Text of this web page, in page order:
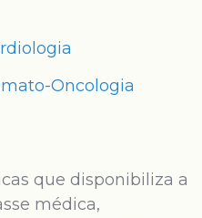
Oncologia
que disponibiliza a
médica,